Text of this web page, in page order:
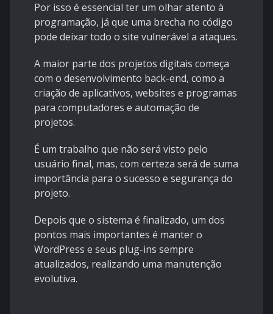
Por isso é essencial ter um olhar atento à
programação, já que uma brecha no código
pode deixar todo o site vulnerável a ataques.
A maior parte dos projetos digitais começa
com o desenvolvimento back-end, como a
criação de aplicativos, websites e programas
para computadores e automação de
projetos.
É um trabalho que não será visto pelo
usuário final, mas, com certeza será de suma
importância para o sucesso e segurança do
projeto.
Depois que o sistema é finalizado, um dos
pontos mais importantes é manter o
WordPress e seus plug-ins sempre
atualizados, realizando uma manutenção
evolutiva.